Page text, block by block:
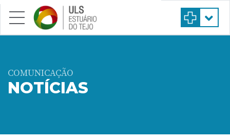
Saltar para conteúdo principal
COMUNICAÇÃO
NOTÍCIAS